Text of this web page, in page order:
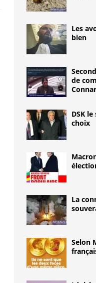
Les
bien
de
DSK
choix
La
Selon